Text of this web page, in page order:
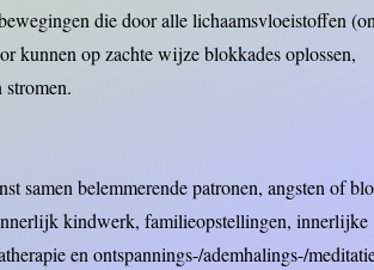
die door alle lichaamsvloeistoffen
kunnen op zachte wijze blokkades oplossen,
weer vrijer kan stromen.
samen belemmerende patronen, angsten of
kindwerk, familieopstellingen, innerlijke
en ontspannings-/ademhalings-/